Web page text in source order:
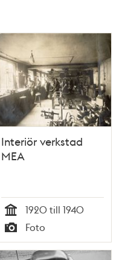
Interiör verkstad
MEA
Tid
1920 till 1940
Typ
Foto